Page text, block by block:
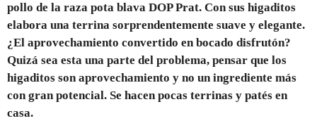
pollo de la raza pota blava DOP Prat. Con sus higaditos
elabora una terrina sorprendentemente suave y elegante.
¿El aprovechamiento convertido en bocado disfrutón?
Quizá sea esta una parte del problema, pensar que los
higaditos son aprovechamiento y no un ingrediente más
con gran potencial. Se hacen pocas terrinas y patés en
casa.